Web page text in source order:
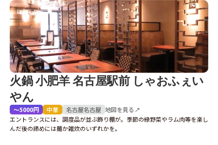
火鍋 小肥羊 名古屋駅前 しゃおふぇい
やん
〜5000円 中華 名古屋名古屋 地図を見る↗
エントランスには、調度品が並ぶ飾り棚が。季節の緑野菜やラム肉等を楽し
んだ後の締めには麺か雑炊のいずれかを。